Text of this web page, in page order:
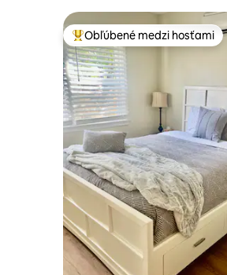
Najobľúbenejšie medzi hosťami
Obľúbené medzi hosťami